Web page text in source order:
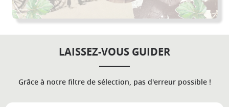
LAISSEZ-VOUS GUIDER
Grâce à notre filtre de sélection, pas d'erreur possible !